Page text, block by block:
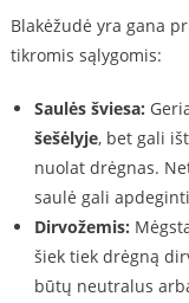
Blakėžudė yra gana
tikromis sąlygomis:
Saulės šviesa:
šešėlyje, bet gali
nuolat drėgnas.
saulė gali
Dirvožemis:
šiek tiek drėgną
būtų neutralus